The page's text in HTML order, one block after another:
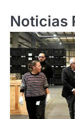
Noticias